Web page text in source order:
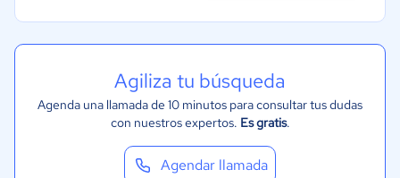
Agiliza tu búsqueda
Agenda una llamada de 10 minutos para consultar tus dudas
con nuestros expertos. Es gratis.
Agendar llamada